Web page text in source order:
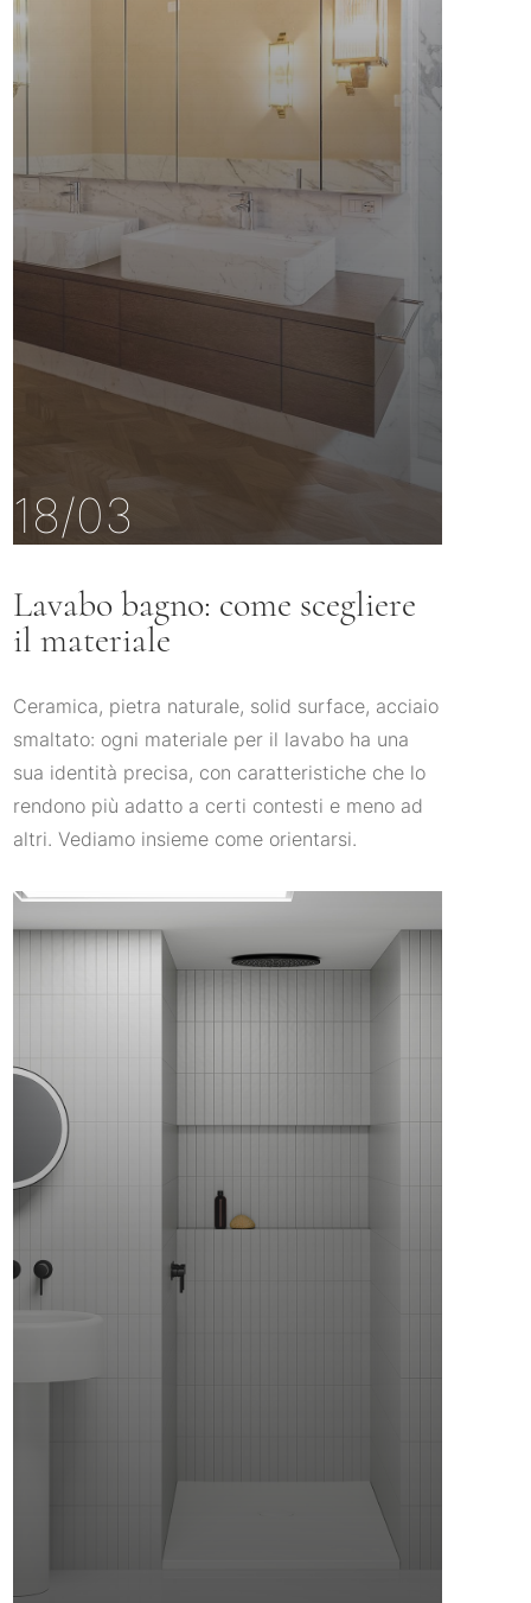
18/03
Lavabo bagno: come scegliere
il materiale
Ceramica, pietra naturale, solid surface, acciaio
smaltato: ogni materiale per il lavabo ha una
sua identità precisa, con caratteristiche che lo
rendono più adatto a certi contesti e meno ad
altri. Vediamo insieme come orientarsi.